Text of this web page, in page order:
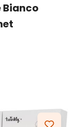
Bianco